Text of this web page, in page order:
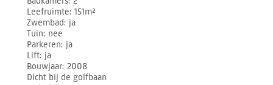
Leefruimte 151m²
Zwembad ja
Tuin nee
Parkeren ja
Lift ja
Bouwjaar 2008
Dicht bij de golfbaan